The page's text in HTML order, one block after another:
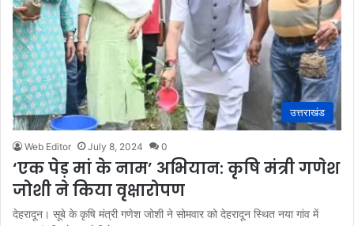
उत्तराखंड
Web Editor July 8, 2024 0
‘एक पेड़ मां के नाम’ अभियान: कृषि मंत्री गणेश
जोशी ने किया वृक्षारोपण
देहरादून। सूबे के कृषि मंत्री गणेश जोशी ने सोमवार को देहरादून स्थित नया गांव में